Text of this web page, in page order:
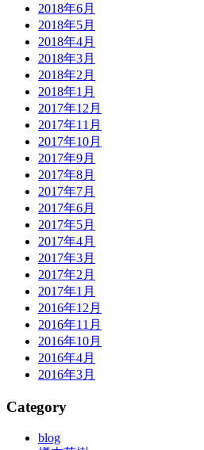
2018年6月
2018年5月
2018年4月
2018年3月
2018年2月
2018年1月
2017年12月
2017年11月
2017年10月
2017年9月
2017年8月
2017年7月
2017年6月
2017年5月
2017年4月
2017年3月
2017年2月
2017年1月
2016年12月
2016年11月
2016年10月
2016年4月
2016年3月
Category
blog